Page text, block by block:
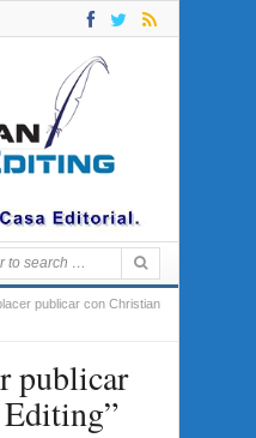
publicar con Christian
publicar